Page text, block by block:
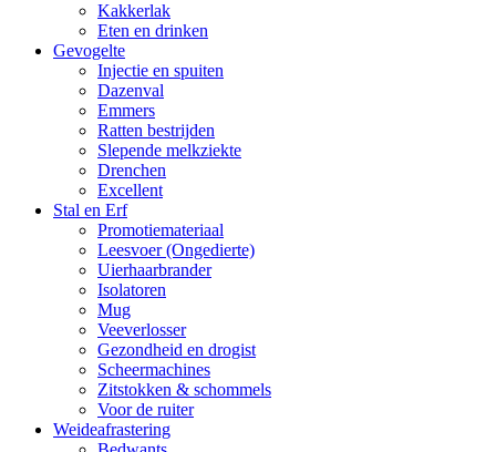
Kakkerlak
Eten en drinken
Gevogelte
Injectie en spuiten
Dazenval
Emmers
Ratten bestrijden
Slepende melkziekte
Drenchen
Excellent
Stal en Erf
Promotiemateriaal
Leesvoer (Ongedierte)
Uierhaarbrander
Isolatoren
Mug
Veeverlosser
Gezondheid en drogist
Scheermachines
Zitstokken & schommels
Voor de ruiter
Weideafrastering